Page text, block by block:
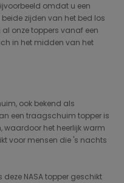
omdat u een
zijden van het bed los
onze toppers vanaf een
in het midden van het
ook bekend als
een traagschuim topper is
het heerlijk warm
voor mensen die 's nachts
NASA topper geschikt